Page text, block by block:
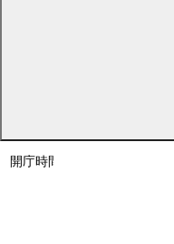
開庁時間：土日・祝日を除